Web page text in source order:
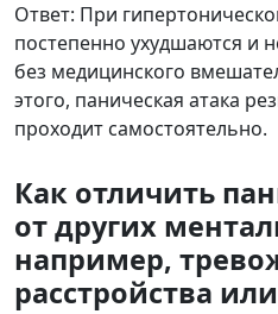
Ответ: При
постепенно ухудшаются и
без медицинского
этого, паническая атака
проходит самостоятельно.
Как отличить
от других
например,
расстройства